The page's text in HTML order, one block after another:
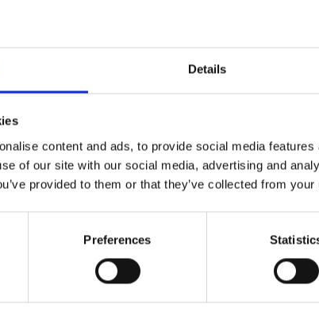
Details
content and ads, to provide social media
of our site with our social media, advertising and
provided to them or that they’ve collected from
Preferences
und